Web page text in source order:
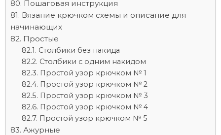
Пошаговая инструкция
Вязание крючком схемы и описание для
начинающих
Простые
Столбики без накида
Столбики с одним накидом
Простой узор крючком № 1
Простой узор крючком № 2
Простой узор крючком № 3
Простой узор крючком № 4
Простой узор крючком № 5
Ажурные